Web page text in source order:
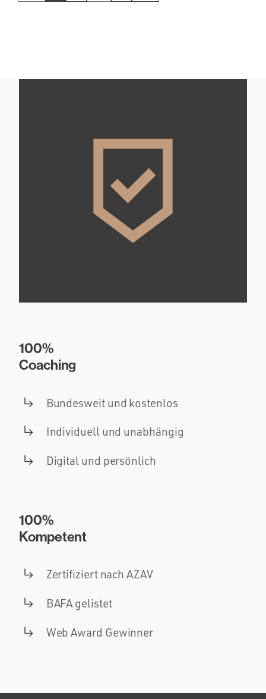
100%
Coaching
Bundesweit und kostenlos
Individuell und unabhängig
Digital und persönlich
100%
Kompetent
Zertifiziert nach AZAV
BAFA gelistet
Web Award Gewinner